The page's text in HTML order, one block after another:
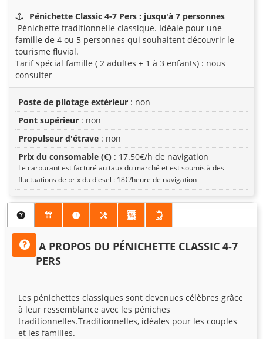
Pénichette Classic 4-7 Pers : jusqu'à 7 personnes
Pénichette traditionnelle classique. Idéale pour une
famille de 4 ou 5 personnes qui souhaitent découvrir le
tourisme fluvial.
Tarif spécial famille ( 2 adultes + 1 à 3 enfants) : nous
consulter
Poste de pilotage extérieur : non
Pont supérieur : non
Propulseur d'étrave : non
Prix du consomable (€) : 17.50€/h de navigation
Le carburant est facturé au taux du marché et est soumis à des
fluctuations de prix du diesel : 18€/heure de navigation
A PROPOS DU PÉNICHETTE CLASSIC 4-7
PERS
Les pénichettes classiques sont devenues célèbres grâce
à leur ressemblance avec les péniches
traditionnelles.Traditionnelles, idéales pour les couples
et les familles.